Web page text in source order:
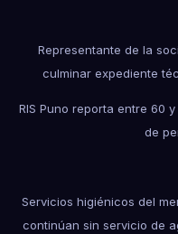
Representante de la
culminar expediente
RIS Puno reporta entre 60
de
Servicios higiénicos del
continúan sin servicio de